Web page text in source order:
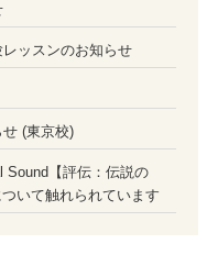
ッスンのお知らせ
(東京校)
Sound【評伝：伝説の
いて触れられています